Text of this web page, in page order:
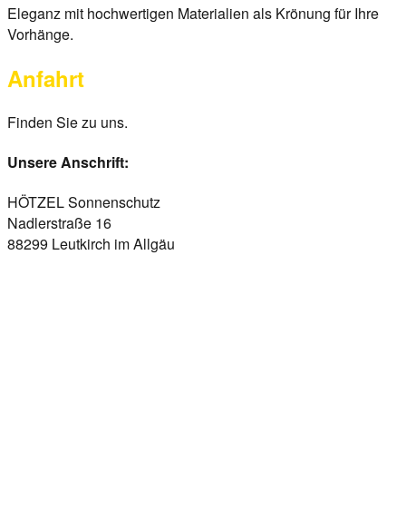
Posted
on
März
anova
Eleganz mit hochwertigen Materialien als Krönung für Ihre
Vorhänge.
Anfahrt
Finden Sie zu uns.
Unsere Anschrift:
HÖTZEL Sonnenschutz
Nadlerstraße 16
88299 Leutkirch im Allgäu